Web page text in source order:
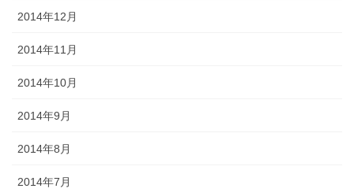
2014年12月
2014年11月
2014年10月
2014年9月
2014年8月
2014年7月